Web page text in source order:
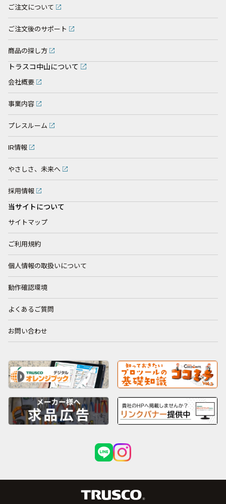
ご注文について
ご注文後のサポート
商品の探し方
トラスコ中山について
会社概要
事業内容
プレスルーム
IR情報
やさしさ、未来へ
採用情報
当サイトについて
サイトマップ
ご利用規約
個人情報の取扱いについて
動作確認環境
よくあるご質問
お問い合わせ